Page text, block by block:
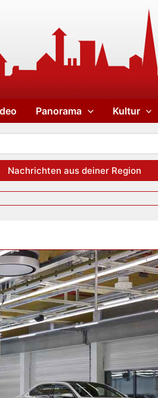
Panorama Kultur
Nachrichten aus deiner Region